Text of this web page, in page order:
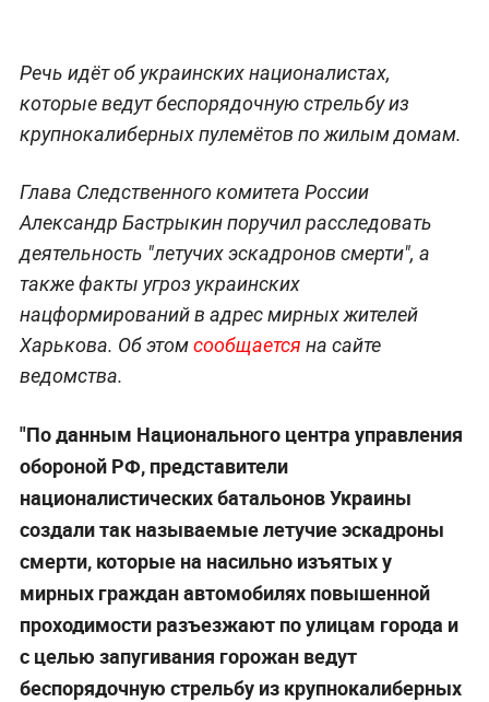
Речь идёт об украинских националистах,
которые ведут беспорядочную стрельбу из
крупнокалиберных пулемётов по жилым домам.
Глава Следственного комитета России
Александр Бастрыкин поручил расследовать
деятельность "летучих эскадронов смерти", а
также факты угроз украинских
нацформирований в адрес мирных жителей
Харькова. Об этомсообщается на сайте
ведомства.
"По данным Национального центра управления
обороной РФ, представители
националистических батальонов Украины
создали так называемые летучие эскадроны
смерти, которые на насильно изъятых у
мирных граждан автомобилях повышенной
проходимости разъезжают по улицам города и
с целью запугивания горожан ведут
беспорядочную стрельбу из крупнокалиберных